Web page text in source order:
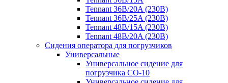
Tennant 36B/20A (230B)
Tennant 36B/25A (230B)
Tennant 48B/15A (230B)
Tennant 48B/20A (230B)
Сидения оператора для погрузчиков
Универсальные
Универсальное сидение для
погрузчика CO-10